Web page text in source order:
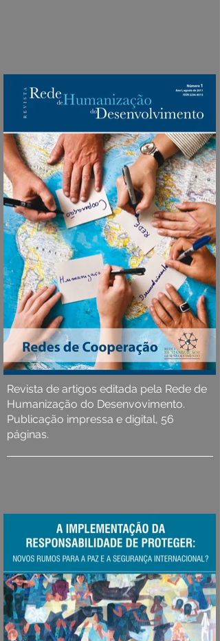
Revista de artigos editada pela Rede de
Humanização do Desenvovimento.
Publicação impressa e digital, 56
páginas.